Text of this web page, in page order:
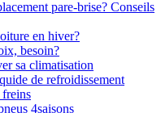
pare-brise? Conseils
en hiver?
besoin?
sa climatisation
de refroidissement
freins
4saisons